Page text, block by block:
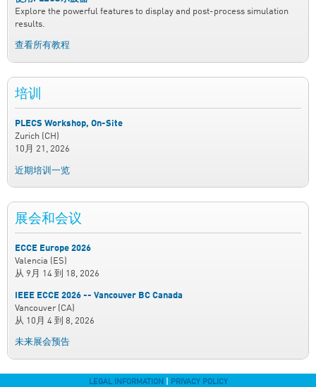
Explore the powerful features to display and post-process simulation
results.
查看所有教程
培训
PLECS Workshop, On-Site
Zurich (CH)
10月 21, 2026
近期培训一览
展会和会议
ECCE Europe 2026
Valencia (ES)
从 9月 14 到 18, 2026
IEEE ECCE 2026 -- Vancouver BC Canada
Vancouver (CA)
从 10月 4 到 8, 2026
未来展会预告
LEGAL INFORMATION PRIVACY POLICY